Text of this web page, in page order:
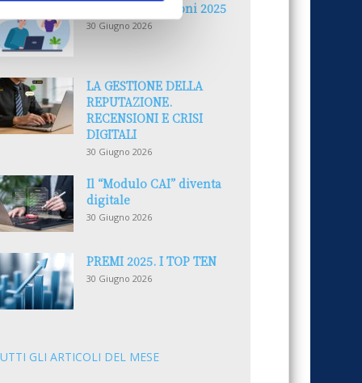
Reclami e sanzioni 2025
30 Giugno 2026
LA GESTIONE DELLA
REPUTAZIONE.
RECENSIONI E CRISI
DIGITALI
30 Giugno 2026
Il “Modulo CAI” diventa
digitale
30 Giugno 2026
PREMI 2025. I TOP TEN
30 Giugno 2026
GLI ARTICOLI DEL MESE